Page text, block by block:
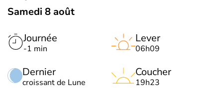
Samedi 8 août
Journée
-1 min
Dernier
croissant de Lune
Lever
06h09
Coucher
19h23